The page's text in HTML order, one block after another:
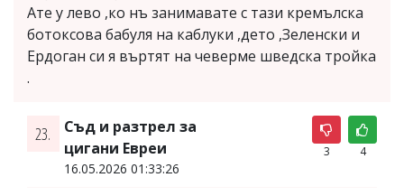
Ате у лево ,ко нъ занимавате с тази кремълска
ботоксова бабуля на каблуки ,дето ,Зеленски и
Ердоган си я въртят на чеверме шведска тройка
.
23.
Съд и разтрел за
цигани Евреи
16.05.2026 01:33:26
3 4